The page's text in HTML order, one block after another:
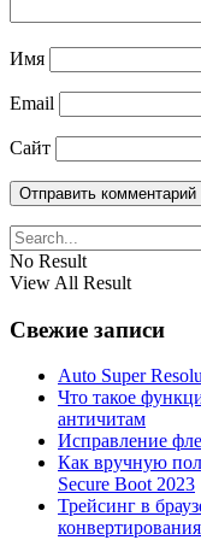
Имя
Email
Сайт
No Result
View All Result
Свежие записи
Auto Super
Что такое
античитам
Исправление
Как вручную
Secure Boot 2023
Трейсинг в